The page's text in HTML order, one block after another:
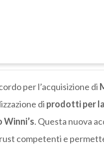
per l’acquisizione di
di prodotti per
. Questa nuova
competenti e